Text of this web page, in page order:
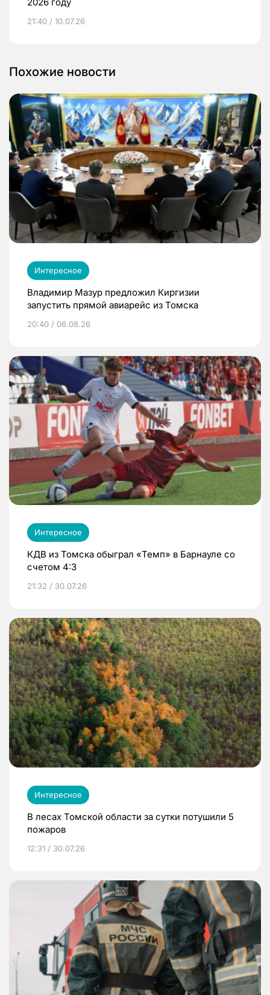
21:40 / 10.07.26
Похожие новости
Интересное
Владимир Мазур предложил Киргизии
запустить прямой авиарейс из Томска
20:40 / 06.08.26
Интересное
КДВ из Томска обыграл «Темп» в Барнауле со
счетом 4:3
21:32 / 30.07.26
Интересное
В лесах Томской области за сутки потушили 5
пожаров
12:31 / 30.07.26